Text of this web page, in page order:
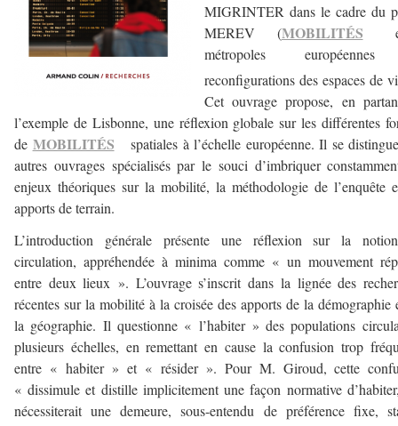
MIGRINTER dans le cadre du
MEREV (MOBILITÉS
métropoles
reconfigurations des espaces de
Cet ouvrage propose, en
l’exemple de Lisbonne, une réflexion globale sur les différentes
de MOBILITÉS
spatiales à l’échelle européenne. Il se
autres ouvrages spécialisés par le souci d’imbriquer
enjeux théoriques sur la mobilité, la méthodologie de l’enquête
apports de terrain.
L’introduction générale présente une réflexion sur la
circulation, appréhendée à minima comme « un mouvement
entre deux lieux ». L’ouvrage s’inscrit dans la lignée des
récentes sur la mobilité à la croisée des apports de la démographie
la géographie. Il questionne « l’habiter » des populations
plusieurs échelles, en remettant en cause la confusion trop
entre « habiter » et « résider ». Pour M. Giroud, cette
« dissimule et distille implicitement une façon normative
nécessiterait une demeure, sous-entendu de préférence fixe,